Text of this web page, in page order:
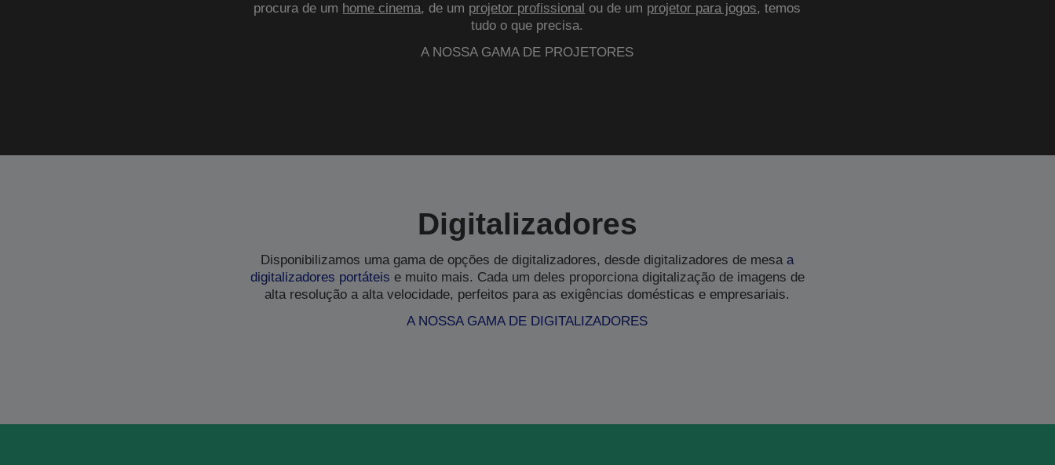
procura de um home cinema, de um projetor profissional ou de um projetor para jogos, temos
tudo o que precisa.
A NOSSA GAMA DE PROJETORES
Digitalizadores
Disponibilizamos uma gama de opções de digitalizadores, desde digitalizadores de mesaa
digitalizadores portáteis e muito mais. Cada um deles proporciona digitalização de imagens de
alta resolução a alta velocidade, perfeitos para as exigências domésticas e empresariais.
A NOSSA GAMA DE DIGITALIZADORES